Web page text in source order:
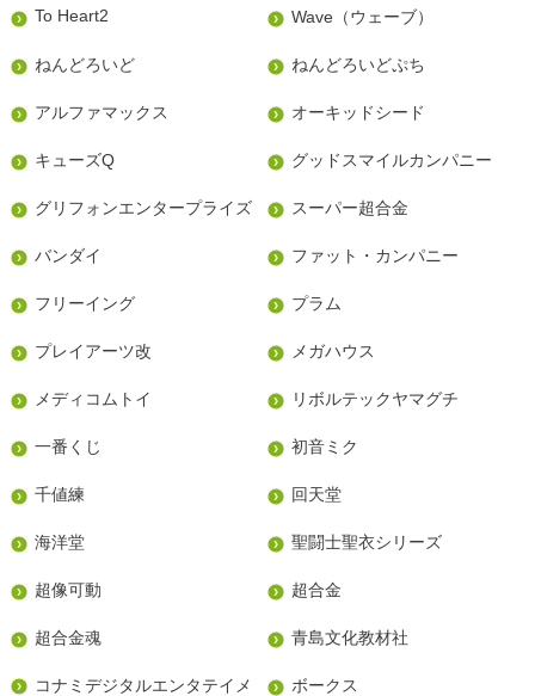
To Heart2 Wave（ウェーブ）
ねんどろいど ねんどろいどぷち
アルファマックス オーキッドシード
キューズQ グッドスマイルカンパニー
グリフォンエンタープライズ スーパー超合金
バンダイ ファット・カンパニー
フリーイング プラム
プレイアーツ改 メガハウス
メディコムトイ リボルテックヤマグチ
一番くじ 初音ミク
千値練 回天堂
海洋堂 聖闘士聖衣シリーズ
超像可動 超合金
超合金魂 青島文化教材社
コナミデジタルエンタテイメ
ボークス